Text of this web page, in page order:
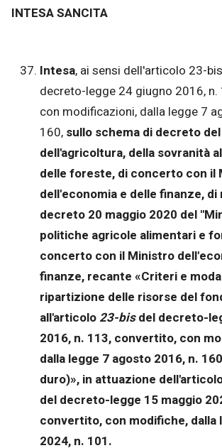
INTESA SANCITA
Intesa, ai sensi dell'articolo 23-
decreto-legge 24 giugno 2016,
con modificazioni, dalla legge 7
160, sullo schema di decreto
dell'agricoltura, della sovranità
delle foreste, di concerto con il
dell'economia e delle finanze,
decreto 20 maggio 2020 del
politiche agricole alimentari e
concerto con il Ministro
finanze, recante «Criteri e
ripartizione delle risorse del
all'articolo 23-bisdel decreto-
2016, n. 113, convertito, con
dalla legge 7 agosto 2016, n.
duro)», in attuazione
del decreto-legge 15 maggio
convertito, con modifiche, dalla
2024, n. 101.